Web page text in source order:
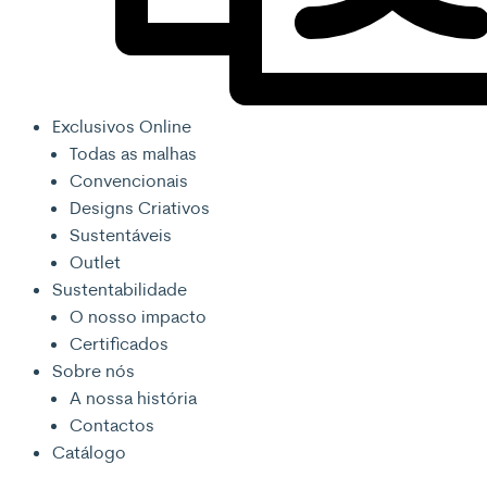
Exclusivos Online
Todas as malhas
Convencionais
Designs Criativos
Sustentáveis
Outlet
Sustentabilidade
O nosso impacto
Certificados
Sobre nós
A nossa história
Contactos
Catálogo